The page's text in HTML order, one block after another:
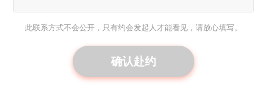
此联系方式不会公开，只有约会发起人才能看见，请放心填写。